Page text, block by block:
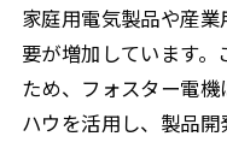
家庭用電気製品や産
要が増加しています
ため、フォスター電
ハウを活用し、製品開